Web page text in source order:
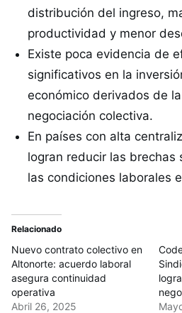
distribución del ingreso,
productividad y menor
Existe poca evidencia de
significativos en la
económico derivados de
negociación colectiva.
En países con alta
logran reducir las brechas
las condiciones laborales
Relacionado
Nuevo contrato colectivo en
Altonorte: acuerdo laboral
asegura continuidad
operativa
Abril 26, 2025